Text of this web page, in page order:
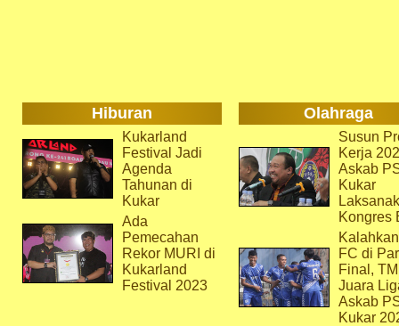
Hiburan Olahraga
Kukarland
Festival Jadi
Agenda
Tahunan di
Kukar
Ada
Pemecahan
Rekor MURI di
Kukarland
Festival 2023
Susun
Kerja
Askab
Kukar
Kongres
FC di
Final,
Juara
Askab
Kukar